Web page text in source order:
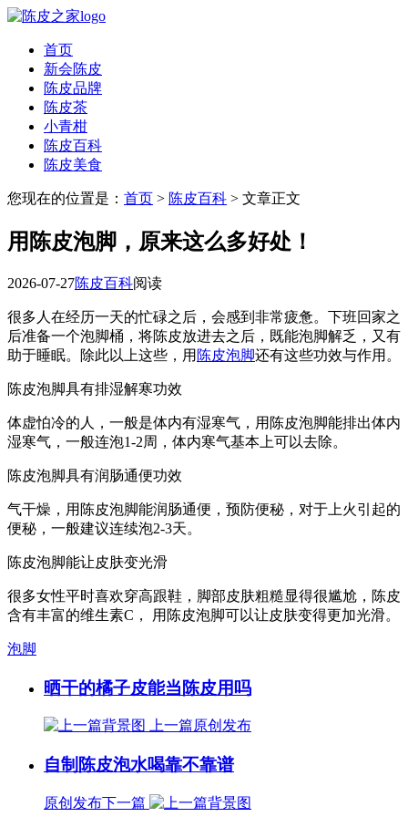
首页
新会陈皮
陈皮品牌
陈皮茶
小青柑
陈皮百科
陈皮美食
您现在的位置是： 首页 > 陈皮百科 > 文章正文
用陈皮泡脚，原来这么多好处！
2026-07-27陈皮百科阅读
很多人在经历一天的忙碌之后，会感到非常疲惫。下班回家之
后准备一个泡脚桶，将陈皮放进去之后，既能泡脚解乏，又有
助于睡眠。除此以上这些，用 陈皮泡脚还有这些功效与作用。
陈皮泡脚具有排湿解寒功效
体虚怕冷的人，一般是体内有湿寒气，用陈皮泡脚能排出体内
湿寒气，一般连泡1-2周，体内寒气基本上可以去除。
陈皮泡脚具有润肠通便功效
气干燥，用陈皮泡脚能润肠通便，预防便秘，对于上火引起的
便秘，一般建议连续泡2-3天。
陈皮泡脚能让皮肤变光滑
很多女性平时喜欢穿高跟鞋，脚部皮肤粗糙显得很尴尬，陈皮
含有丰富的维生素C， 用陈皮泡脚可以让皮肤变得更加光滑。
泡脚
晒干的橘子皮能当陈皮用吗
上一篇原创发布
自制陈皮泡水喝靠不靠谱
原创发布下一篇